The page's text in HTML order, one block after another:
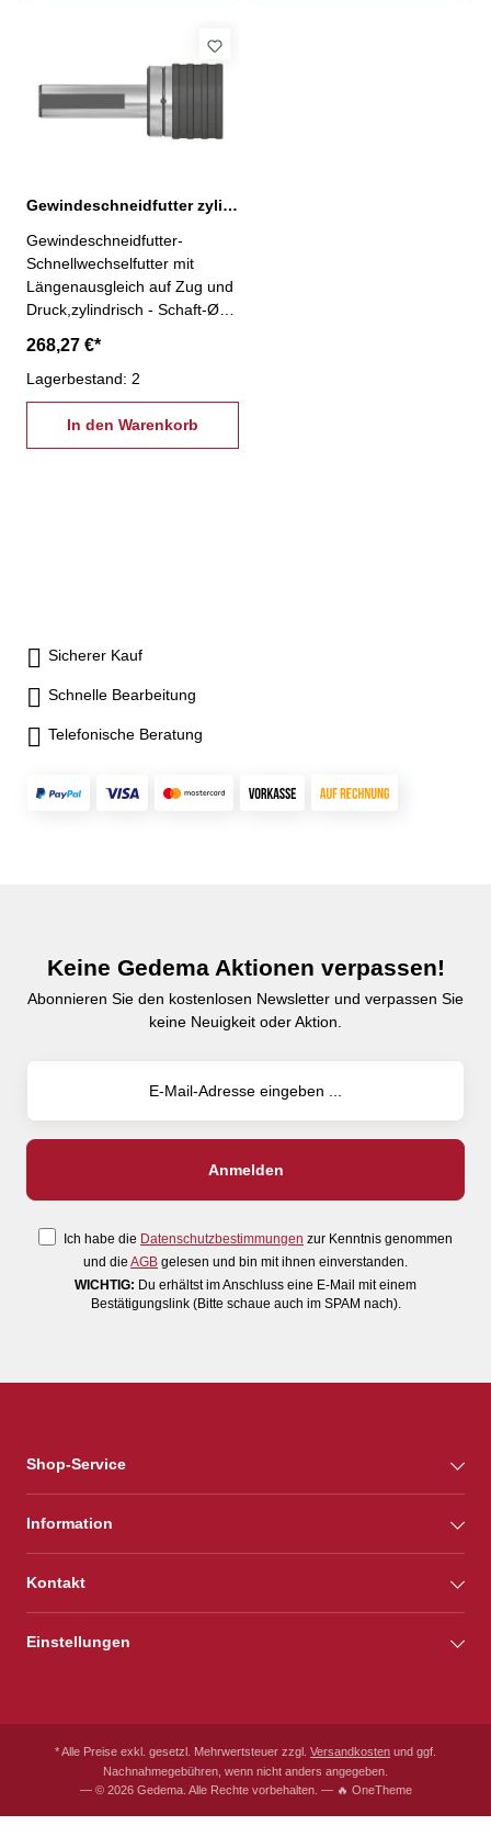
Gewindeschneidfutter zylindrisch Ø 32 mm, M5-22
Gewindeschneidfutter-
Schnellwechselfutter mit
Längenausgleich auf Zug und
Druck,zylindrisch - Schaft-Ø
M5 - M22
268,27 €*
Lagerbestand: 2
In den Warenkorb
Sicherer Kauf
Schnelle Bearbeitung
Telefonische Beratung
Keine Gedema Aktionen verpassen!
Abonnieren Sie den kostenlosen Newsletter und verpassen Sie
keine Neuigkeit oder Aktion.
Ich habe die Datenschutzbestimmungen zur Kenntnis genommen
und die AGB gelesen und bin mit ihnen einverstanden.
WICHTIG: Du erhältst im Anschluss eine E-Mail mit einem
Bestätigungslink (Bitte schaue auch im SPAM nach).
Shop-Service
Information
Kontakt
Einstellungen
* Alle Preise exkl. gesetzl. Mehrwertsteuer zzgl. Versandkosten und ggf.
Nachnahmegebühren, wenn nicht anders angegeben.
— © 2026 Gedema. Alle Rechte vorbehalten. — 🔥 OneTheme